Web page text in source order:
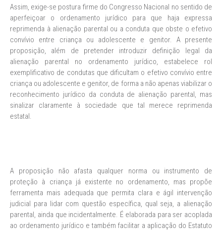
Assim, exige-se postura firme do Congresso Nacional no sentido de
aperfeiçoar o ordenamento jurídico para que haja expressa
reprimenda à alienação parental ou a conduta que obste o efetivo
convívio entre criança ou adolescente e genitor. A presente
proposição, além de pretender introduzir definição legal da
alienação parental no ordenamento jurídico, estabelece rol
exemplificativo de condutas que dificultam o efetivo convívio entre
criança ou adolescente e genitor, de forma a não apenas viabilizar o
reconhecimento jurídico da conduta de alienação parental, mas
sinalizar claramente à sociedade que tal merece reprimenda
estatal.
A proposição não afasta qualquer norma ou instrumento de
proteção à criança já existente no ordenamento, mas propõe
ferramenta mais adequada que permita clara e ágil intervenção
judicial para lidar com questão específica, qual seja, a alienação
parental, ainda que incidentalmente. É elaborada para ser acoplada
ao ordenamento jurídico e também facilitar a aplicação do Estatuto